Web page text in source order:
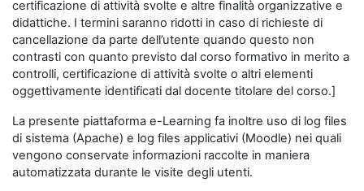
certificazione di attività svolte e altre finalità organizzative e
didattiche. I termini saranno ridotti in caso di richieste di
cancellazione da parte dell’utente quando questo non
contrasti con quanto previsto dal corso formativo in merito a
controlli, certificazione di attività svolte o altri elementi
oggettivamente identificati dal docente titolare del corso.]
La presente piattaforma e-Learning fa inoltre uso di log files
di sistema (Apache) e log files applicativi (Moodle) nei quali
vengono conservate informazioni raccolte in maniera
automatizzata durante le visite degli utenti.